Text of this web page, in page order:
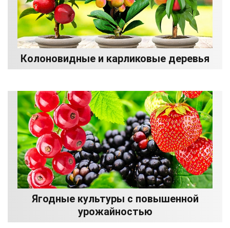
Колоновидные и карликовые деревья
Ягодные культуры с повышенной
урожайностью